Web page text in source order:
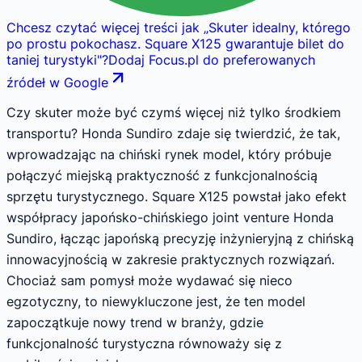
Chcesz czytać więcej treści jak „Skuter idealny, którego
po prostu pokochasz. Square X125 gwarantuje bilet do
taniej turystyki"?Dodaj Focus.pl do preferowanych
źródeł w Google
Czy skuter może być czymś więcej niż tylko środkiem
transportu? Honda Sundiro zdaje się twierdzić, że tak,
wprowadzając na chiński rynek model, który próbuje
połączyć miejską praktyczność z funkcjonalnością
sprzętu turystycznego. Square X125 powstał jako efekt
współpracy japońsko-chińskiego joint venture Honda
Sundiro, łącząc japońską precyzję inżynieryjną z chińską
innowacyjnością w zakresie praktycznych rozwiązań.
Chociaż sam pomysł może wydawać się nieco
egzotyczny, to niewykluczone jest, że ten model
zapoczątkuje nowy trend w branży, gdzie
funkcjonalność turystyczna równoważy się z